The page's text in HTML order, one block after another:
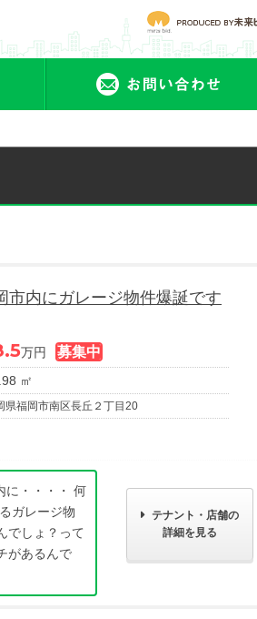
市内にガレージ物件爆誕です
万円
㎡
県福岡市南区長丘２丁目20
に・・・・ 何
ガレージ物
でしょ？って
があるんで
テナント・店舗の
詳細を見る